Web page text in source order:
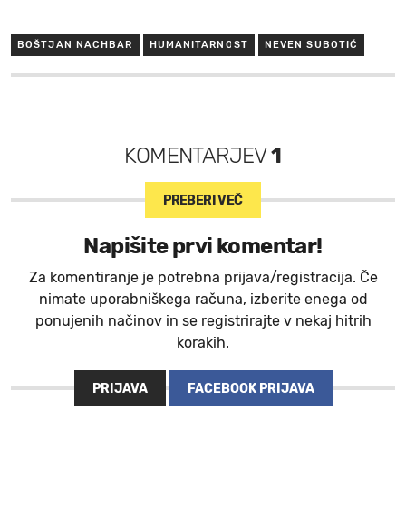
BOŠTJAN NACHBAR HUMANITARNOST NEVEN SUBOTIĆ
KOMENTARJEV1
PREBERI VEČ
Napišite prvi komentar!
Za komentiranje je potrebna prijava/registracija. Če
nimate uporabniškega računa, izberite enega od
ponujenih načinov in se registrirajte v nekaj hitrih
korakih.
PRIJAVA FACEBOOK PRIJAVA